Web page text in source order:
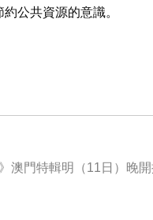
公共資源的意識。
澳門特輯明（11日）晚